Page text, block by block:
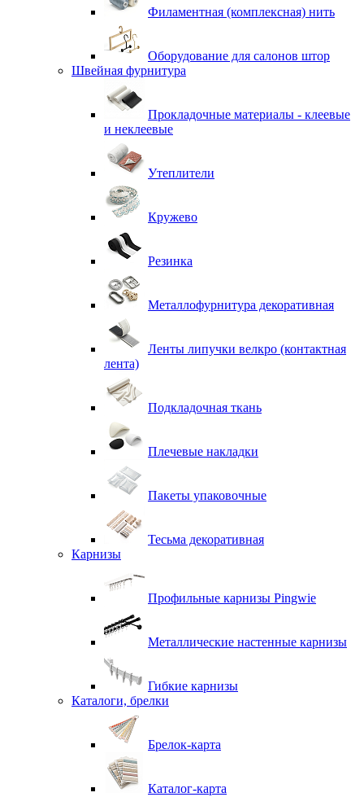
Филаментная (комплексная) нить
Оборудование для салонов штор
Швейная фурнитура
Прокладочные материалы - клеевые
и неклеевые
Утеплители
Кружево
Резинка
Металлофурнитура декоративная
Ленты липучки велкро (контактная
лента)
Подкладочная ткань
Плечевые накладки
Пакеты упаковочные
Тесьма декоративная
Карнизы
Профильные карнизы Pingwie
Металлические настенные карнизы
Гибкие карнизы
Каталоги, брелки
Брелок-карта
Каталог-карта